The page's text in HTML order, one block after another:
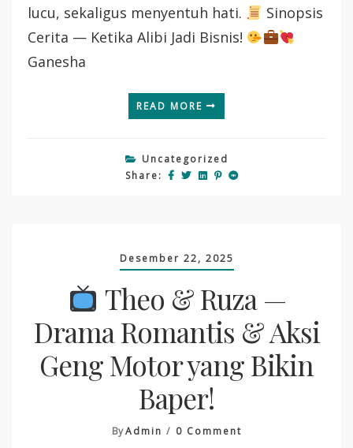
lucu, sekaligus menyentuh hati.
Sinopsis
Cerita — Ketika Alibi Jadi Bisnis!
Ganesha
READ MORE
Uncategorized
Share:
Desember 22, 2025
Theo & Ruza —
Drama Romantis & Aksi
Geng Motor yang Bikin
Baper!
ByAdmin 0 CommentOn